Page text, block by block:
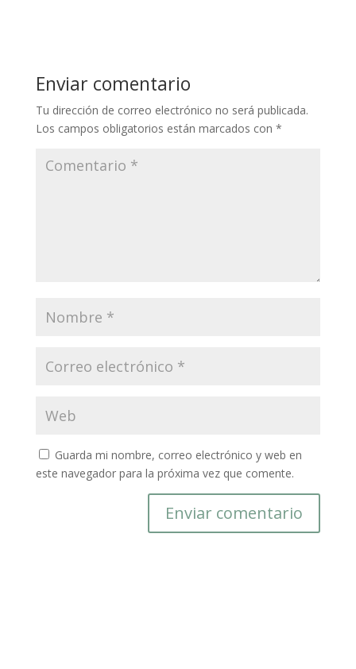
Enviar comentario
Tu dirección de correo electrónico no será publicada.
Los campos obligatorios están marcados con *
Guarda mi nombre, correo electrónico y web en
este navegador para la próxima vez que comente.